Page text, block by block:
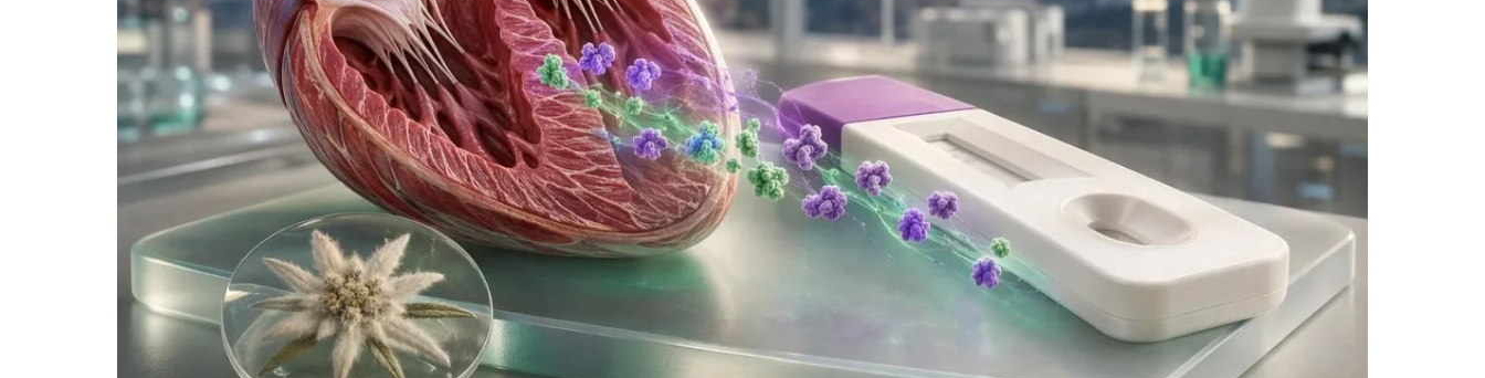
অসমীয়া
Galego
Latviešu valoda
Македонски јазик
Euskara
Gàidhlig
Occitan
العربية المغربية
Afrikaans
Монгол